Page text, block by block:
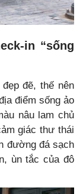
in “sống
đẽ, thế nên
điểm sống ảo
nâu lam chủ
giác thư thái
đường đá sạch
ùn tắc của đô